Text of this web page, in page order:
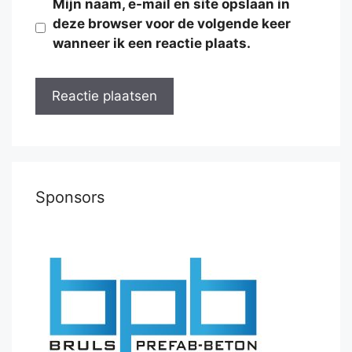
Mijn naam, e-mail en site opslaan in
deze browser voor de volgende keer
wanneer ik een reactie plaats.
Sponsors